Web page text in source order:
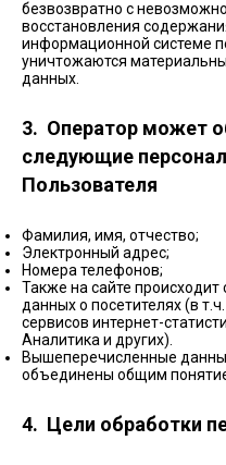
безвозвратно с
восстановления
информационной системе
уничтожаются
данных.
3. Оператор может
следующие
Пользователя
Фамилия, имя, отчество;
Электронный адрес;
Номера телефонов;
Также на сайте
данных о посетителях (в
сервисов интернет-
Аналитика и других).
Вышеперечисленные
объединены общим
4. Цели обработки